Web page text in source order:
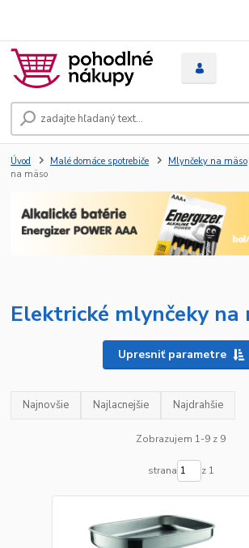
Úvod Malé domáce spotrebiče Mlynčeky na mäso
na mäso
Elektrické mlynčeky na
Upresniť parametre
Najnovšie Najlacnejšie Najdrahšie
Zobrazujem 1-9 z 9
strana z 1